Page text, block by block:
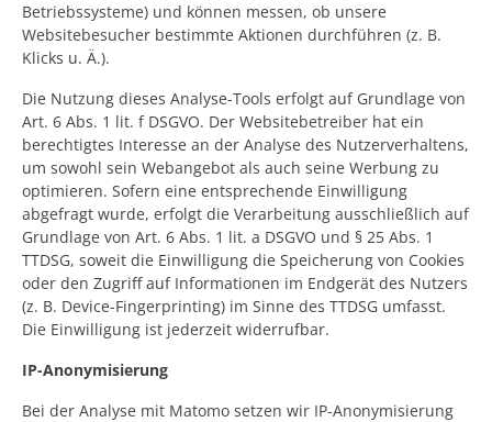
Betriebssysteme) und können messen, ob unsere
Websitebesucher bestimmte Aktionen durchführen (z. B.
Klicks u. Ä.).
Die Nutzung dieses Analyse-Tools erfolgt auf Grundlage von
Art. 6 Abs. 1 lit. f DSGVO. Der Websitebetreiber hat ein
berechtigtes Interesse an der Analyse des Nutzerverhaltens,
um sowohl sein Webangebot als auch seine Werbung zu
optimieren. Sofern eine entsprechende Einwilligung
abgefragt wurde, erfolgt die Verarbeitung ausschließlich auf
Grundlage von Art. 6 Abs. 1 lit. a DSGVO und § 25 Abs. 1
TTDSG, soweit die Einwilligung die Speicherung von Cookies
oder den Zugriff auf Informationen im Endgerät des Nutzers
(z. B. Device-Fingerprinting) im Sinne des TTDSG umfasst.
Die Einwilligung ist jederzeit widerrufbar.
IP-Anonymisierung
Bei der Analyse mit Matomo setzen wir IP-Anonymisierung